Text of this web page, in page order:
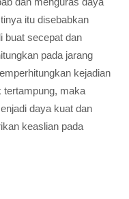
itu disebabkan
buat secepat dan
pada jarang
kejadian
tertampung, maka
daya kuat dan
keaslian pada